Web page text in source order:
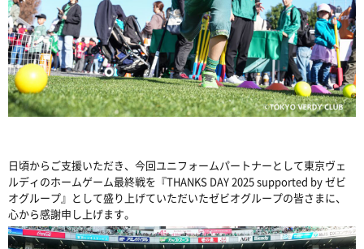
日頃からご支援いただき、今回ユニフォームパートナーとして東京ヴェ
ルディのホームゲーム最終戦を『THANKS DAY 2025 supported by ゼビ
オグループ』として盛り上げていただいたゼビオグループの皆さまに、
心から感謝申し上げます。